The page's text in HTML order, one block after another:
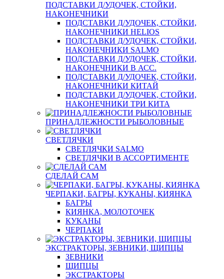
ПОДСТАВКИ Д/УДОЧЕК, СТОЙКИ,
НАКОНЕЧНИКИ
ПОДСТАВКИ Д/УДОЧЕК, СТОЙКИ,
НАКОНЕЧНИКИ HELIOS
ПОДСТАВКИ Д/УДОЧЕК, СТОЙКИ,
НАКОНЕЧНИКИ SALMO
ПОДСТАВКИ Д/УДОЧЕК, СТОЙКИ,
НАКОНЕЧНИКИ В АСС.
ПОДСТАВКИ Д/УДОЧЕК, СТОЙКИ,
НАКОНЕЧНИКИ КИТАЙ
ПОДСТАВКИ Д/УДОЧЕК, СТОЙКИ,
НАКОНЕЧНИКИ ТРИ КИТА
ПРИНАДЛЕЖНОСТИ РЫБОЛОВНЫЕ
СВЕТЛЯЧКИ
СВЕТЛЯЧКИ SALMO
СВЕТЛЯЧКИ В АССОРТИМЕНТЕ
СДЕЛАЙ САМ
ЧЕРПАКИ, БАГРЫ, КУКАНЫ, КИЯНКА
БАГРЫ
КИЯНКА, МОЛОТОЧЕК
КУКАНЫ
ЧЕРПАКИ
ЭКСТРАКТОРЫ, ЗЕВНИКИ, ЩИПЦЫ
ЗЕВНИКИ
ЩИПЦЫ
ЭКСТРАКТОРЫ